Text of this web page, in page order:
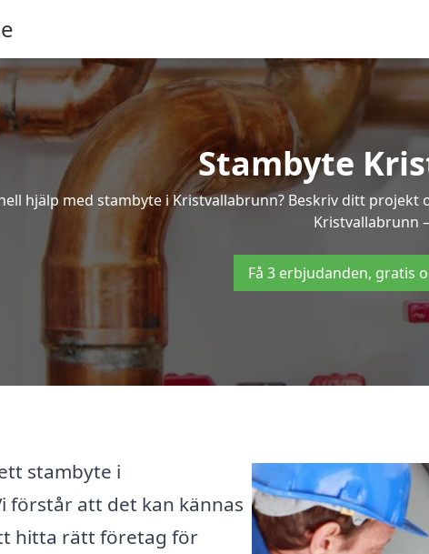
Stambyte
hjälp med stambyte i Kristvallabrunn? Beskriv ditt
Kristvallabrunn
Få 3 erbjudanden, gratis
stambyte i
förstår att det kan kännas
hitta rätt företag för